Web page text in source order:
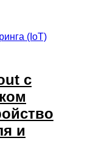
(IoT)
с
и